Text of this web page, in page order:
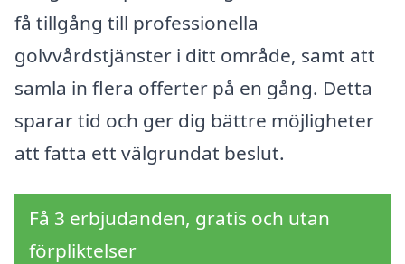
få tillgång till professionella
golvvårdstjänster i ditt område, samt att
samla in flera offerter på en gång. Detta
sparar tid och ger dig bättre möjligheter
att fatta ett välgrundat beslut.
Få 3 erbjudanden, gratis och utan
förpliktelser